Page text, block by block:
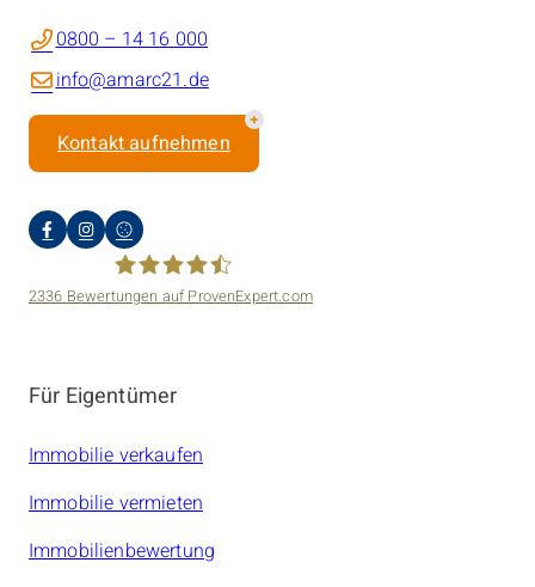
0800 – 14 16 000
info@amarc21.de
Kontakt aufnehmen
2336 Bewertungen auf ProvenExpert.com
Für Eigentümer
Immobilie verkaufen
Immobilie vermieten
Immobilienbewertung